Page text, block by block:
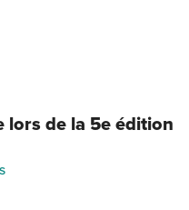
lors de la 5e édition